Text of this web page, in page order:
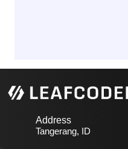
Address
Tangerang, ID